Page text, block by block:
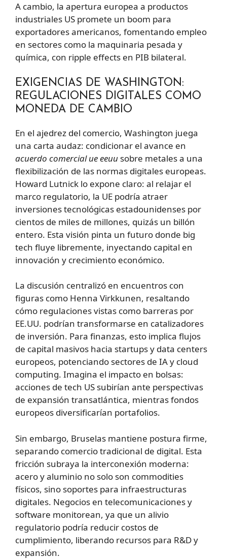
A cambio, la apertura europea a productos
industriales US promete un boom para
exportadores americanos, fomentando empleo
en sectores como la maquinaria pesada y
química, con ripple effects en PIB bilateral.
EXIGENCIAS DE WASHINGTON:
REGULACIONES DIGITALES COMO
MONEDA DE CAMBIO
En el ajedrez del comercio, Washington juega
una carta audaz: condicionar el avance en
acuerdo comercial ue eeuu sobre metales a una
flexibilización de las normas digitales europeas.
Howard Lutnick lo expone claro: al relajar el
marco regulatorio, la UE podría atraer
inversiones tecnológicas estadounidenses por
cientos de miles de millones, quizás un billón
entero. Esta visión pinta un futuro donde big
tech fluye libremente, inyectando capital en
innovación y crecimiento económico.
La discusión centralizó en encuentros con
figuras como Henna Virkkunen, resaltando
cómo regulaciones vistas como barreras por
EE.UU. podrían transformarse en catalizadores
de inversión. Para finanzas, esto implica flujos
de capital masivos hacia startups y data centers
europeos, potenciando sectores de IA y cloud
computing. Imagina el impacto en bolsas:
acciones de tech US subirían ante perspectivas
de expansión transatlántica, mientras fondos
europeos diversificarían portafolios.
Sin embargo, Bruselas mantiene postura firme,
separando comercio tradicional de digital. Esta
fricción subraya la interconexión moderna:
acero y aluminio no solo son commodities
físicos, sino soportes para infraestructuras
digitales. Negocios en telecomunicaciones y
software monitorean, ya que un alivio
regulatorio podría reducir costos de
cumplimiento, liberando recursos para R&D y
expansión.